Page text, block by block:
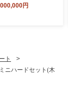
円
ト
ニハードセット(木